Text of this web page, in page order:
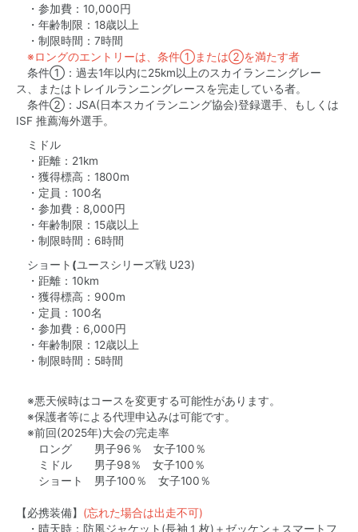
・参加費：10,000円
・年齢制限：18歳以上
・制限時間：7時間
※ロングのエントリーは、条件①または②を満たす者
条件①：過去1年以内に25km以上のスカイランニングレー
ス、またはトレイルランニングレースを完走している者。
条件②：JSA(日本スカイランニング協会)登録選手、もしくは
ISF 推薦海外選手。
ミドル
・距離：21km
・獲得標高：1800m
・定員：100名
・参加費：8,000円
・年齢制限：15歳以上
・制限時間：6時間
ショート (ユースシリーズ戦 U23)
・距離：10km
・獲得標高：900m
・定員：100名
・参加費：6,000円
・年齢制限：12歳以上
・制限時間：5時間
※悪天候時はコースを変更する可能性があります。
※保護者等による代理申込みは可能です。
※前回(2025年)大会の完走率
ロング 男子96％ 女子100％
ミドル 男子98％ 女子100％
ショート 男子100％ 女子100％
【必携装備】 (忘れた場合は出走不可)
・晴天時：防風ジャケット(長袖１枚)＋ゼッケン＋スマートフ